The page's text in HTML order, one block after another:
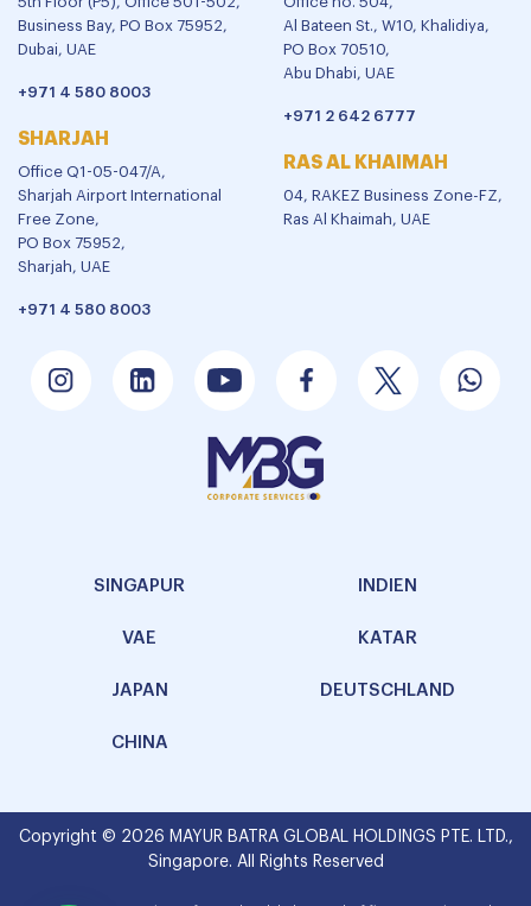
Business Bay, PO Box 75952,
Dubai, UAE
+971 4 580 8003
SHARJAH
Office Q1-05-047/A,
Sharjah Airport International
Free Zone,
PO Box 75952,
Sharjah, UAE
+971 4 580 8003
Al Bateen St., W10, Khalidiya,
PO Box 70510,
Abu Dhabi, UAE
+971 2 642 6777
RAS AL KHAIMAH
04, RAKEZ Business Zone-FZ,
Ras Al Khaimah, UAE
SINGAPUR INDIEN
VAE KATAR
JAPAN DEUTSCHLAND
CHINA
Copyright © 2026 MAYUR BATRA GLOBAL HOLDINGS PTE. LTD.,
Singapore. All Rights Reserved